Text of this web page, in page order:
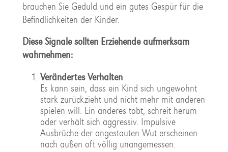
brauchen Sie Geduld und ein gutes Gespür für die
Befindlichkeiten der Kinder.
Diese Signale sollten Erziehende aufmerksam
wahrnehmen:
Verändertes Verhalten
Es kann sein, dass ein Kind sich ungewohnt
stark zurückzieht und nicht mehr mit anderen
spielen will. Ein anderes tobt, schreit herum
oder verhält sich aggressiv. Impulsive
Ausbrüche der angestauten Wut erscheinen
nach außen oft völlig unangemessen.